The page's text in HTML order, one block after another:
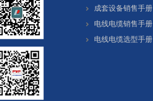
成套设备销售手册
电线电缆销售手册
电线电缆选型手册